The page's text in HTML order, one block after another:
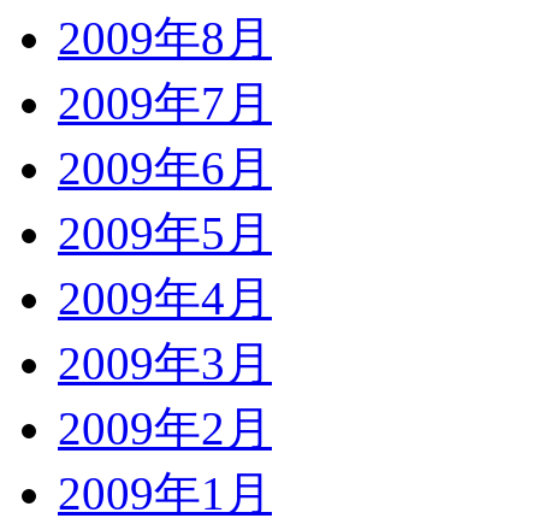
2009年8月
2009年7月
2009年6月
2009年5月
2009年4月
2009年3月
2009年2月
2009年1月